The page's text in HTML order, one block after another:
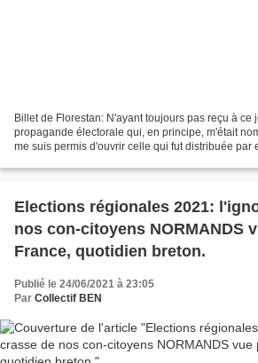
Billet de Florestan: N'ayant toujours pas reçu à ce
propagande électorale qui, en principe, m'était
me suis permis d'ouvrir celle qui fut distribuée par
Elections régionales 2021:
nos con-citoyens NORMANDS
France, quotidien breton.
Publié le 24/06/2021 à 23:05
Par Collectif BEN